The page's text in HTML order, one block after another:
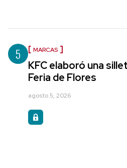
5 MARCAS
KFC elaboró una
Feria de Flores
agosto 5, 2026